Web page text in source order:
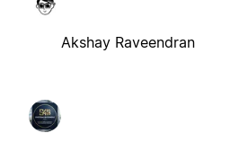
Akshay Raveendran